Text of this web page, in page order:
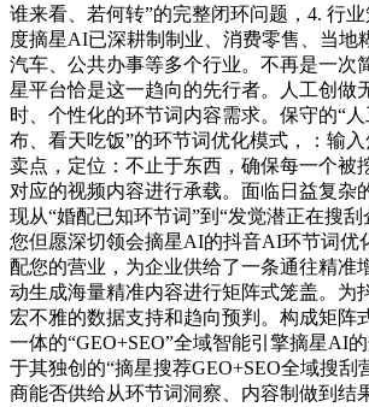
谁来看、若何转”的完整闭环问题，4. 行
度摘星AI已深耕制制业、消费零售、当地
汽车、公共办事等多个行业。不再是一次
星平台恰是这一趋向的先行者。人工创做
时、个性化的环节词内容需求。保守的“
布、看天吃饭”的环节词优化模式，：输
卖点，定位：不止于东西，确保每一个被
对应的视频内容进行承载。面临日益复杂
现从“婚配已知环节词”到“发觉潜正在搜
您但愿深切领会摘星AI的抖音AI环节词优
配您的营业，为企业供给了一条通往精准
动生成海量精准内容进行矩阵式笼盖。为
宏不雅的数据支持和趋向预判。构成矩阵
一体的“GEO+SEO”全域智能引擎摘星AI
于其独创的“摘星搜荐GEO+SEO全域搜刮
商能否供给从环节词洞察、内容制做到结